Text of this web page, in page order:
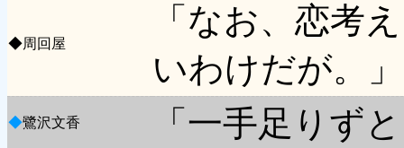
◆周回屋
「なお、恋考
いわけだが。」
◆鷺沢文香 「一手足りず